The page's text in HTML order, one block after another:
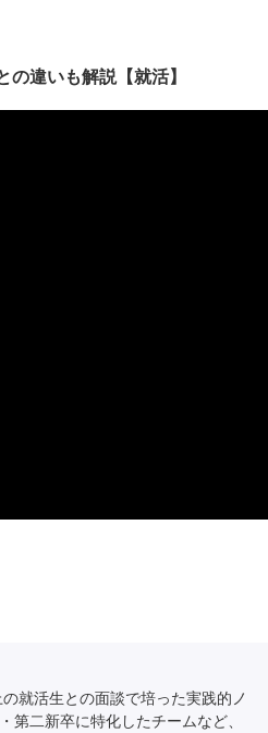
違いも解説【就活】
就活生との面談で培った実践的ノ
第二新卒に特化したチームなど、